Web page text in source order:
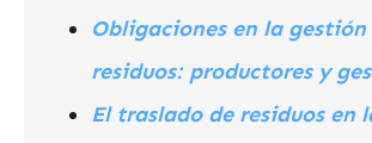
Obligaciones en la gestión
residuos: productores y
El traslado de residuos en